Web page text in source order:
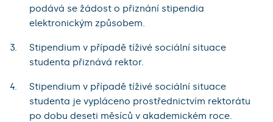
podává se žádost o přiznání stipendia
elektronickým způsobem.
Stipendium v případě tíživé sociální situace
studenta přiznává rektor.
Stipendium v případě tíživé sociální situace
studenta je vypláceno prostřednictvím rektorátu
po dobu deseti měsíců v akademickém roce.